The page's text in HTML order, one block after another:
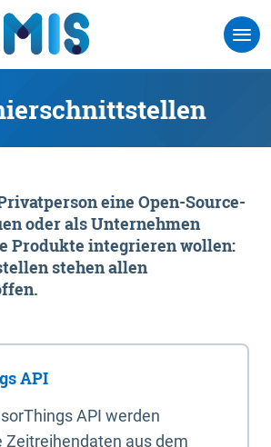
eine Open-Source-
oder als Unternehmen
Produkte integrieren wollen:
stehen allen
API
API werden
Zeitreihendaten aus dem